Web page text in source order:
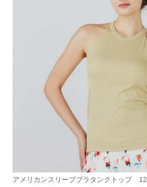
アメリカンスリーブブラタンクトップ